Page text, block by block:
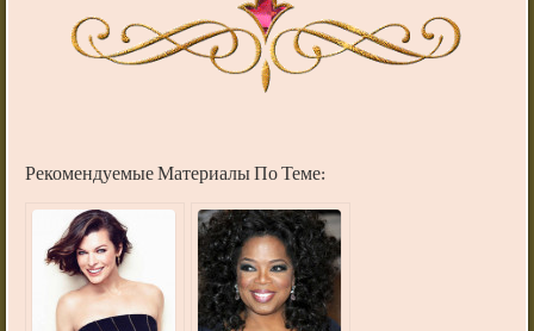
Рекомендуемые Материалы По Теме: